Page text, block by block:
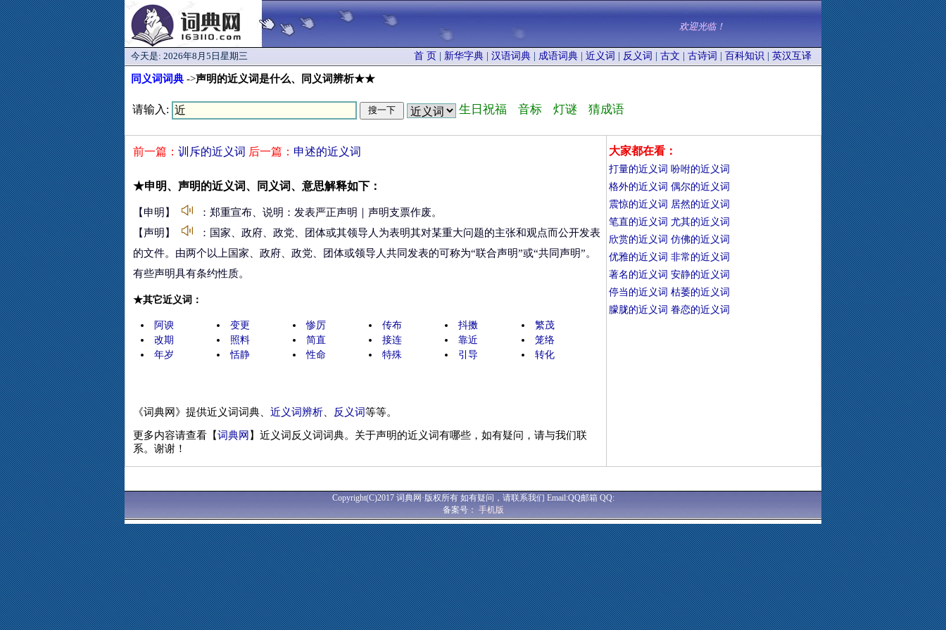
欢迎光临！
今天是: 2026年8月5日星期三 首 页 新华字典 汉语词典 成语词典 近义词 反义词 古文 古诗词 百科知识 英汉互译
同义词词典 ->声明的近义词是什么、同义词辨析★★
请输入: 生日祝福 音标 灯谜 猜成语
前一篇： 训斥的近义词 后一篇： 申述的近义词
★申明、声明的近义词、同义词、意思解释如下：
【申明】
：郑重宣布、说明：发表严正声明｜声明支票作废。
【声明】
：国家、政府、政党、团体或其领导人为表明其对某重大问题的主张和观点而公开发表
的文件。由两个以上国家、政府、政党、团体或领导人共同发表的可称为“联合声明”或“共同声明”。
有些声明具有条约性质。
★其它近义词：
阿谀 变更 惨厉 传布 抖擞
繁茂
改期
照料 简直 接连 靠近
笼络
年岁
恬静 性命 特殊 引导 转化
《词典网》提供近义词词典、 近义词辨析 反义词等等。
更多内容请查看【词典网 】近义词反义词词典。关于声明的近义词有哪些，如有疑问，请与我们联
系。谢谢！
大家都在看：
打量的近义词 吩咐的近义词
格外的近义词 偶尔的近义词
震惊的近义词 居然的近义词
笔直的近义词 尤其的近义词
欣赏的近义词 仿佛的近义词
优雅的近义词 非常的近义词
著名的近义词 安静的近义词
停当的近义词 枯萎的近义词
朦胧的近义词 眷恋的近义词
Copyright(C)2017 词典网·版权所有 如有疑问，请联系我们 Email:QQ邮箱 QQ:
备案号： 手机版